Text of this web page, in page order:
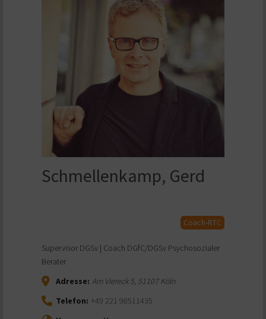
Schmellenkamp, Gerd
Coach-RTC
Supervisor DGSv | Coach DGfC/DGSv Psychosozialer
Berater
Adresse: Am Viereck 5, 51107Köln
Telefon: +49 221 98511435